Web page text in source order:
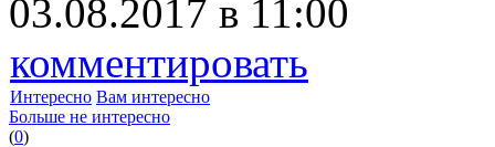
03.08.2017 в 11:00
комментировать
Интересно Вам интересно
Больше не интересно
(0)